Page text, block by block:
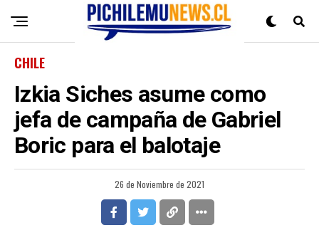
CHILE
Izkia Siches asume como
jefa de campaña de Gabriel
Boric para el balotaje
26 de Noviembre de 2021